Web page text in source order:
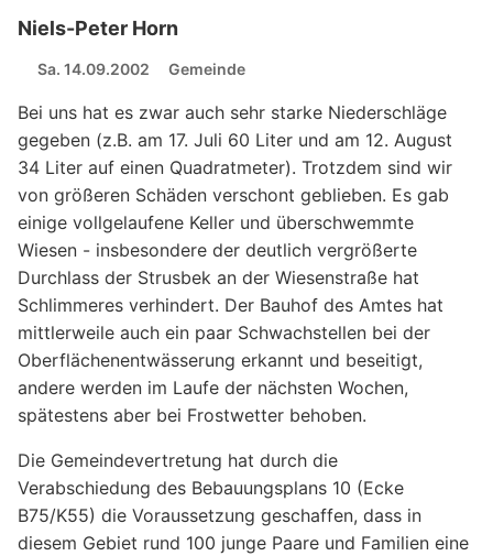
Niels-Peter Horn
Sa. 14.09.2002 Gemeinde
Bei uns hat es zwar auch sehr starke Niederschläge
gegeben (z.B. am 17. Juli 60 Liter und am 12. August
34 Liter auf einen Quadratmeter). Trotzdem sind wir
von größeren Schäden verschont geblieben. Es gab
einige vollgelaufene Keller und überschwemmte
Wiesen - insbesondere der deutlich vergrößerte
Durchlass der Strusbek an der Wiesenstraße hat
Schlimmeres verhindert. Der Bauhof des Amtes hat
mittlerweile auch ein paar Schwachstellen bei der
Oberflächenentwässerung erkannt und beseitigt,
andere werden im Laufe der nächsten Wochen,
spätestens aber bei Frostwetter behoben.
Die Gemeindevertretung hat durch die
Verabschiedung des Bebauungsplans 10 (Ecke
B75/K55) die Voraussetzung geschaffen, dass in
diesem Gebiet rund 100 junge Paare und Familien eine